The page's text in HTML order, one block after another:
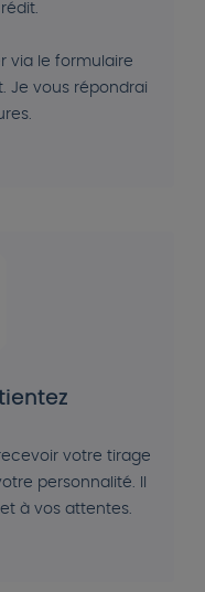
via le formulaire
Je vous répondrai
votre tirage
personnalité. Il
à vos attentes.